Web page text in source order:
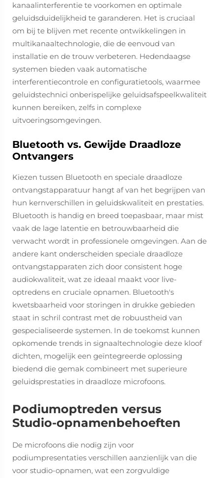
kanaalinterferentie te voorkomen en optimale
geluidsduidelijkheid te garanderen. Het is cruciaal
om bij te blijven met recente ontwikkelingen in
multikanaaltechnologie, die de eenvoud van
installatie en de trouw verbeteren. Hedendaagse
systemen bieden vaak automatische
interferentiecontrole en configuratietools, waarmee
geluidstechnici onberispelijke geluidsafspeelkwaliteit
kunnen bereiken, zelfs in complexe
uitvoeringsomgevingen.
Bluetooth vs. Gewijde Draadloze
Ontvangers
Kiezen tussen Bluetooth en speciale draadloze
ontvangstapparatuur hangt af van het begrijpen van
hun kernverschillen in geluidskwaliteit en prestaties.
Bluetooth is handig en breed toepasbaar, maar mist
vaak de lage latentie en betrouwbaarheid die
verwacht wordt in professionele omgevingen. Aan de
andere kant onderscheiden speciale draadloze
ontvangstapparaten zich door consistent hoge
audiokwaliteit, wat ze ideaal maakt voor live-
optredens en cruciale opnamen. Bluetooth's
kwetsbaarheid voor storingen in drukke gebieden
staat in schril contrast met de robuustheid van
gespecialiseerde systemen. In de toekomst kunnen
opkomende trends in signaaltechnologie deze kloof
dichten, mogelijk een geïntegreerde oplossing
biedend die gemak combineert met superieure
geluidsprestaties in draadloze microfoons.
Podiumoptreden versus
Studio-opnamenbehoeften
De microfoons die nodig zijn voor
podiumpresentaties verschillen aanzienlijk van die
voor studio-opnamen, wat een zorgvuldige